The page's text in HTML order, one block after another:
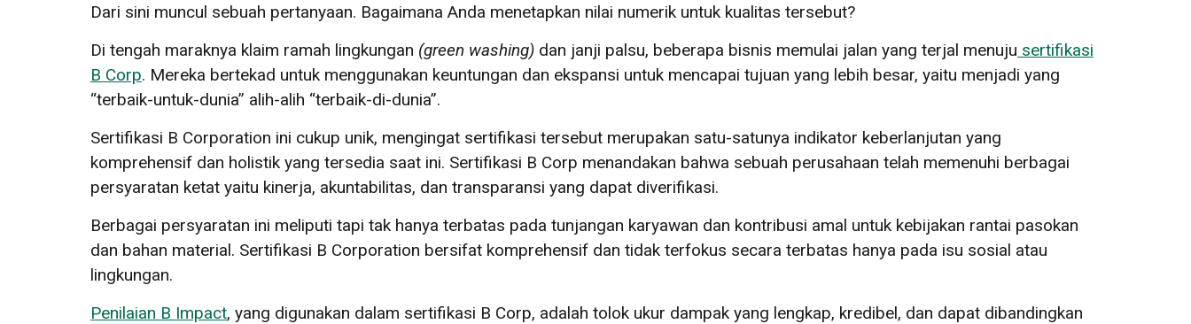
Dari sini muncul sebuah pertanyaan. Bagaimana Anda menetapkan nilai numerik untuk kualitas tersebut?
Di tengah maraknya klaim ramah lingkungan (green washing) dan janji palsu, beberapa bisnis memulai jalan yang terjal menuju sertifikasi
B Corp. Mereka bertekad untuk menggunakan keuntungan dan ekspansi untuk mencapai tujuan yang lebih besar, yaitu menjadi yang
“terbaik-untuk-dunia” alih-alih “terbaik-di-dunia”.
Sertifikasi B Corporation ini cukup unik, mengingat sertifikasi tersebut merupakan satu-satunya indikator keberlanjutan yang
komprehensif dan holistik yang tersedia saat ini. Sertifikasi B Corp menandakan bahwa sebuah perusahaan telah memenuhi berbagai
persyaratan ketat yaitu kinerja, akuntabilitas, dan transparansi yang dapat diverifikasi.
Berbagai persyaratan ini meliputi tapi tak hanya terbatas pada tunjangan karyawan dan kontribusi amal untuk kebijakan rantai pasokan
dan bahan material. Sertifikasi B Corporation bersifat komprehensif dan tidak terfokus secara terbatas hanya pada isu sosial atau
lingkungan.
Penilaian B Impact, yang digunakan dalam sertifikasi B Corp, adalah tolok ukur dampak yang lengkap, kredibel, dan dapat dibandingkan